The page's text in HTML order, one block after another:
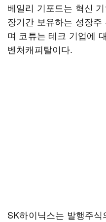
베일리 기포드는 혁신
장기간 보유하는 성장
며 코튜는 테크 기업에
벤처캐피탈이다.
SK하이닉스는 발행주